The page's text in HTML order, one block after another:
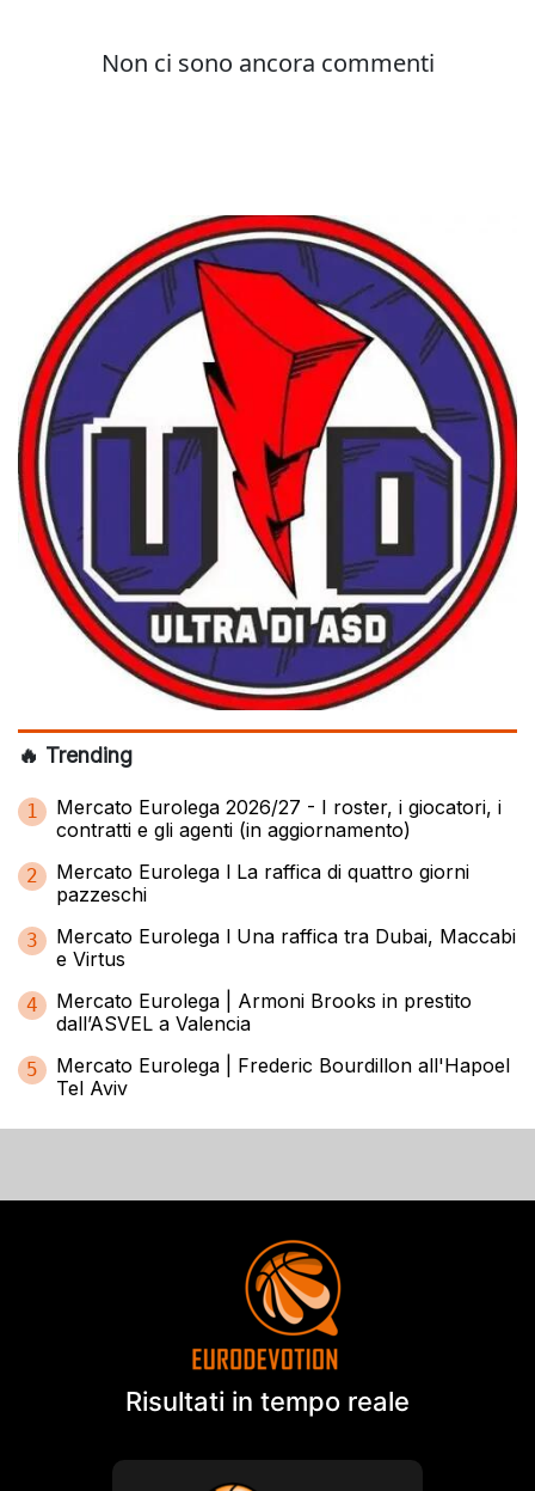
🔥 Trending
1
Mercato Eurolega 2026/27 - I roster, i giocatori, i
contratti e gli agenti (in aggiornamento)
2
Mercato Eurolega l La raffica di quattro giorni
pazzeschi
3
Mercato Eurolega l Una raffica tra Dubai, Maccabi
e Virtus
4
Mercato Eurolega | Armoni Brooks in prestito
dall’ASVEL a Valencia
5
Mercato Eurolega | Frederic Bourdillon all'Hapoel
Tel Aviv
Risultati in tempo reale